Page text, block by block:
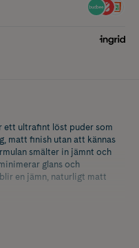
ett ultrafint löst puder som
matt finish utan att kännas
smälter in jämnt och
glans och
en jämn, naturligt matt
är en ljus nyans som